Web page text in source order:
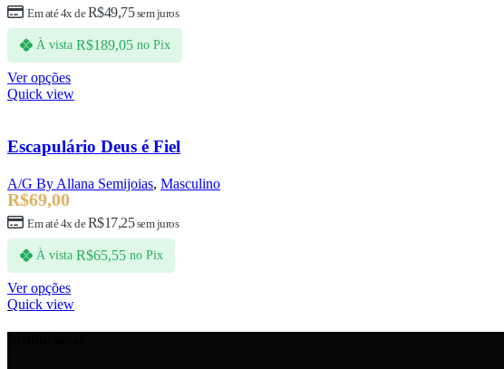
Em até 4x deR$49,75sem juros
À vista R$189,05 no Pix
Ver opções
Quick view
Escapulário Deus é Fiel
A/G By Allana Semijoias, Masculino
R$69,00
Em até 4x deR$17,25sem juros
À vista R$65,55 no Pix
Ver opções
Quick view